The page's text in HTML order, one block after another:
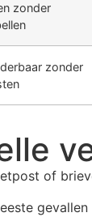
zonder
zonder
of